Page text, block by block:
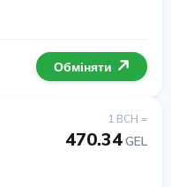
Обміняти
1 BCH =
470.34GEL